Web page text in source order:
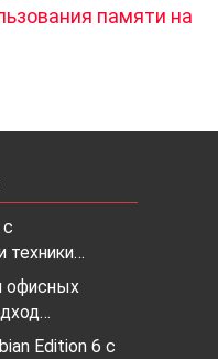
памяти на
техники…
офисных
Edition 6 с